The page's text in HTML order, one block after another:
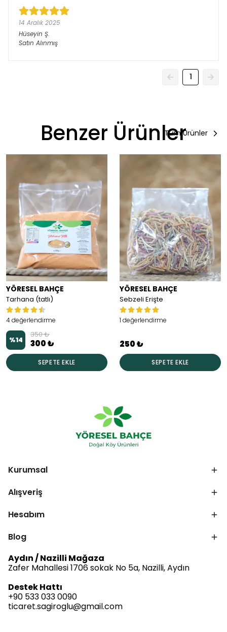
14 Aralık 2025
Hüseyin Ş.
Satın Alınmış
1
Benzer ÜrünlerTüm Ürünler
YÖRESEL BAHÇE
Tarhana (tatlı)
4 değerlendirme
%14
350 ₺
300 ₺
SEPETE EKLE
YÖRESEL BAHÇE
Sebzeli Erişte
1 değerlendirme
250 ₺
SEPETE EKLE
Kurumsal
Alışveriş
Hesabım
Blog
Aydın / Nazilli Mağaza
Zafer Mahallesi 1706 sokak No 5a, Nazilli, Aydın
Destek Hattı
+90 533 033 0090
ticaret.sagiroglu@gmail.com